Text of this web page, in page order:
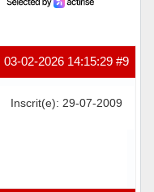
#9
03-02-2026 14:15:29
Inscrit(e): 29-07-2009